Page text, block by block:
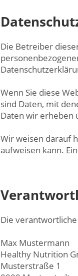
Die Betreiber
Wenn Sie diese
sind Daten, mit
Daten wir erheben
Wir weisen darauf
aufweisen kann.
Die
Max Mustermann
Healthy Nutrition
Musterstraße 1